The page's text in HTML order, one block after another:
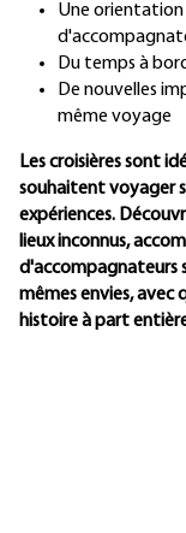
Une orientation
Du temps à
De nouvelles
même voyage
Les croisières sont
souhaitent voyager
expériences.
lieux inconnus,
d'accompagnateurs
mêmes envies,
histoire à part